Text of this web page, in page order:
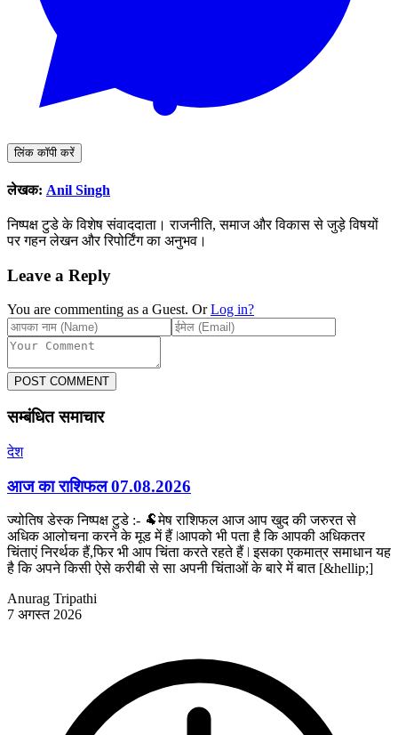
लिंक कॉपी करें
लेखक: Anil Singh
निष्पक्ष टुडे के विशेष संवाददाता। राजनीति, समाज और विकास से जुड़े विषयों
पर गहन लेखन और रिपोर्टिंग का अनुभव।
Leave a Reply
You are commenting as a Guest. Or Log in?
POST COMMENT
सम्बंधित समाचार
देश
आज का राशिफल 07.08.2026
ज्योतिष डेस्क निष्पक्ष टुडे :- 🐏मेष राशिफल आज आप खुद की जरुरत से
अधिक आलोचना करने के मूड में हैं ǀआपको भी पता है कि आपकी अधिकतर
चिंताएं निरर्थक हैं,फिर भी आप चिंता करते रहते हैं ǀ इसका एकमात्र समाधान यह
है कि अपने किसी ऐसे करीबी से सा अपनी चिंताओं के बारे में बात [&hellip;]
Anurag Tripathi
7 अगस्त 2026